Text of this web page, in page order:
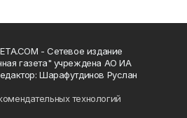
- Сетевое издание
газета" учреждена АО ИА
Шарафутдинов Руслан
технологий